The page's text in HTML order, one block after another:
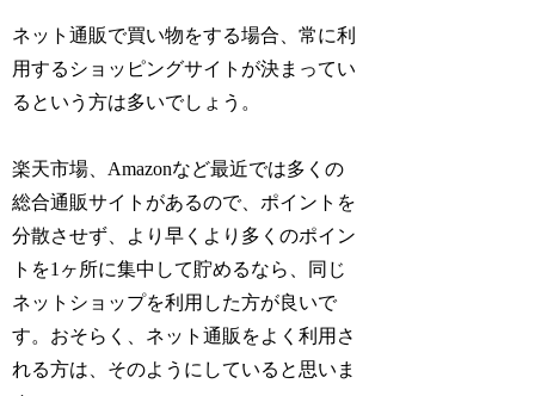
ネット通販で買い物をする場合、常に利
用するショッピングサイトが決まってい
るという方は多いでしょう。
楽天市場、Amazonなど最近では多くの
総合通販サイトがあるので、ポイントを
分散させず、より早くより多くのポイン
トを1ヶ所に集中して貯めるなら、同じ
ネットショップを利用した方が良いで
す。おそらく、ネット通販をよく利用さ
れる方は、そのようにしていると思いま